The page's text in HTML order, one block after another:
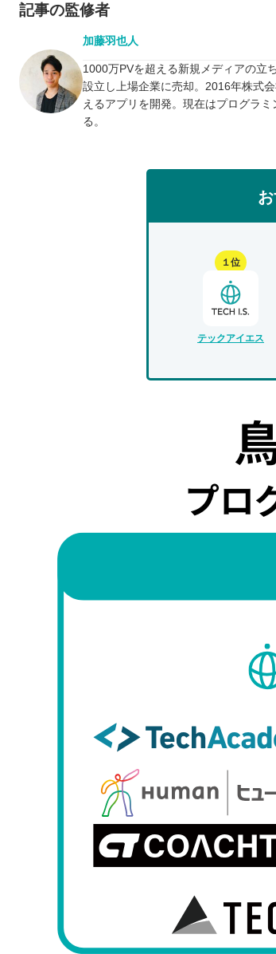
記事の監修者
加藤羽也人
1000万PVを超える新規メディアの立
設立し上場企業に売却。2016年株式
えるアプリを開発。現在はプログラ
る。
１位
テックアイエス